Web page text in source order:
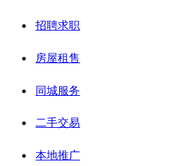
招聘求职
房屋租售
同城服务
二手交易
本地推广